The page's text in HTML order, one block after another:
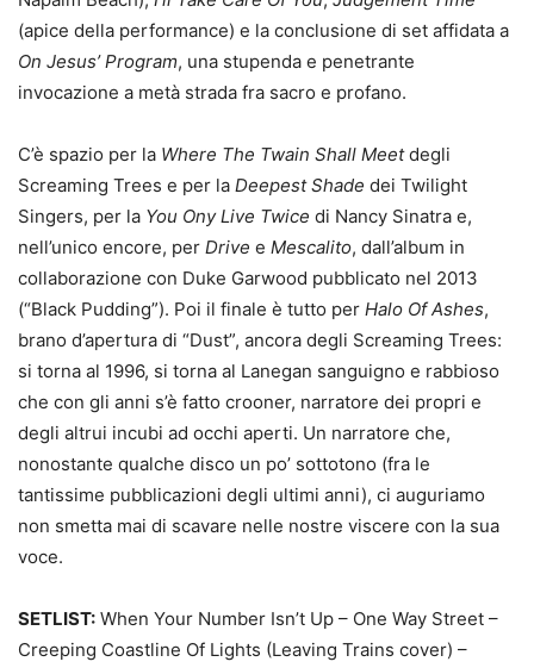
(apice della performance) e la conclusione di set affidata a
On Jesus’ Program, una stupenda e penetrante
invocazione a metà strada fra sacro e profano.
C’è spazio per la Where The Twain Shall Meetdegli
Screaming Trees e per la Deepest Shade dei Twilight
Singers, per la You Ony Live Twice di Nancy Sinatra e,
nell’unico encore, per Drive e Mescalito, dall’album in
collaborazione con Duke Garwood pubblicato nel 2013
(“Black Pudding”). Poi il finale è tutto per Halo Of Ashes,
brano d’apertura di “Dust”, ancora degli Screaming Trees:
si torna al 1996, si torna al Lanegan sanguigno e rabbioso
che con gli anni s’è fatto crooner, narratore dei propri e
degli altrui incubi ad occhi aperti. Un narratore che,
nonostante qualche disco un po’ sottotono (fra le
tantissime pubblicazioni degli ultimi anni), ci auguriamo
non smetta mai di scavare nelle nostre viscere con la sua
voce.
SETLIST: When Your Number Isn’t Up – One Way Street –
Creeping Coastline Of Lights (Leaving Trains cover) –